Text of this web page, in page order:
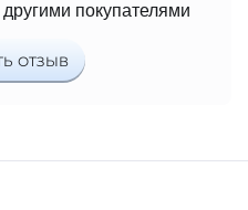
покупателями
ОТЗЫВ